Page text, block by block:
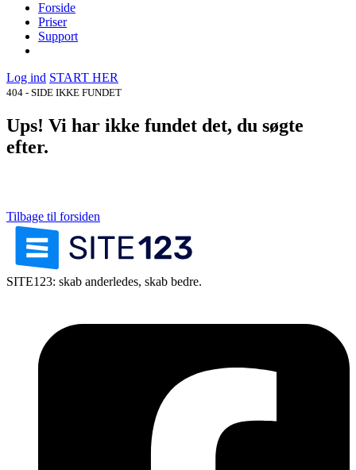
Forside
Priser
Support
Log ind START HER
404 - SIDE IKKE FUNDET
Ups! Vi har ikke fundet det, du søgte
efter.
Tilbage til forsiden
SITE123: skab anderledes, skab bedre.